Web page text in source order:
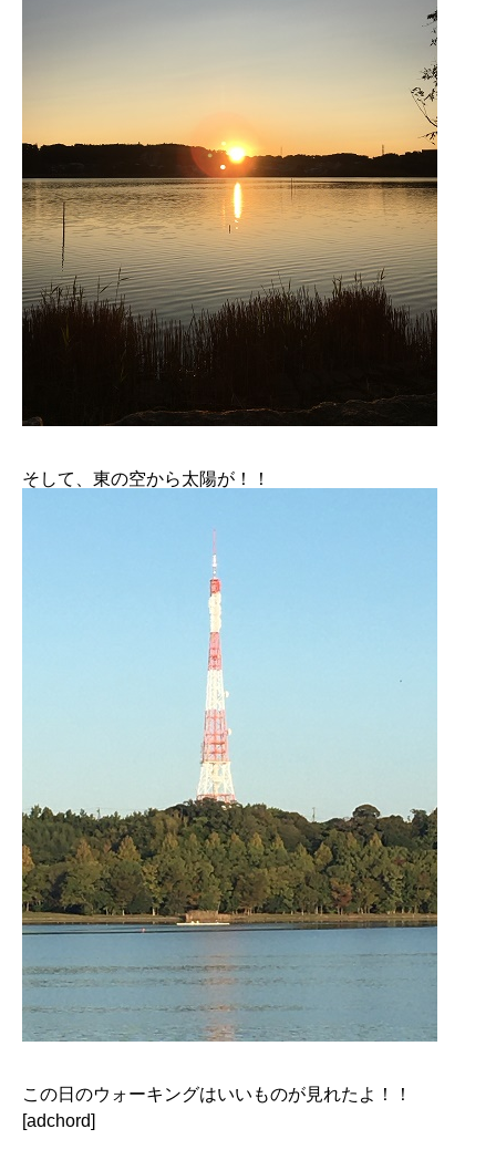
そして、東の空から太陽が！！
この日のウォーキングはいいものが見れたよ！！
[adchord]